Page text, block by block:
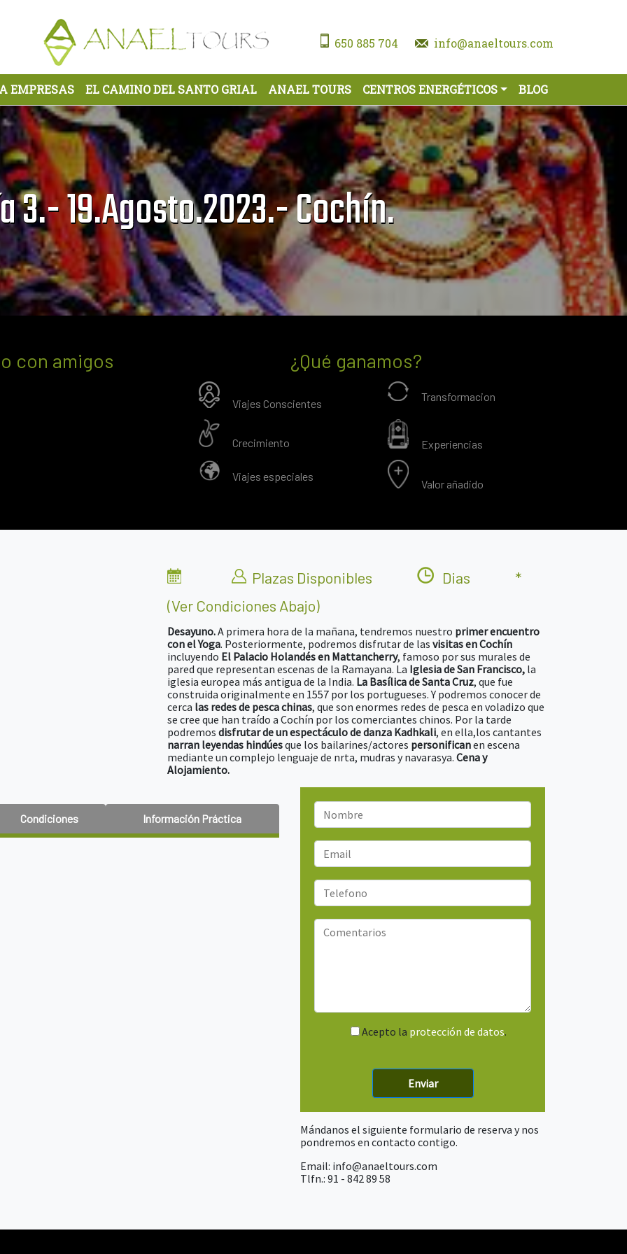
650 885 704 info@anaeltours.com
EMPRESAS EL CAMINO DEL SANTO GRIAL ANAEL TOURS CENTROS ENERGÉTICOS BLOG
3.- 19.Agosto.2023.- Cochín.
con amigos ¿Qué ganamos?
Viajes Conscientes
Transformacion
Crecimiento Experiencias
Viajes especiales
Valor añadido
Plazas Disponibles Dias
*
(ver Condiciones Abajo)
Desayuno.A primera hora de la mañana, tendremos nuestro primer encuentro
con el Yoga. Posteriormente, podremos disfrutar de las visitas en Cochín
incluyendo El Palacio Holandés en Mattancherry, famoso por sus murales de
pared que representan escenas de la Ramayana. La Iglesia de San Francisco, la
iglesia europea más antigua de la India. La Basílica de Santa Cruz, que fue
construida originalmente en 1557 por los portugueses. Y podremos conocer de
cerca las redes de pesca chinas, que son enormes redes de pesca en voladizo que
se cree que han traído a Cochín por los comerciantes chinos. Por la tarde
podremos disfrutar de un espectáculo de danza Kadhkali, en ella,los cantantes
narran leyendas hindúesque los bailarines/actores personificanen escena
mediante un complejo lenguaje de nrta, mudras y navarasya. Cena y
Alojamiento.
Condiciones Información Práctica
Acepto la protección de datos.
Mándanos el siguiente formulario de reserva y nos
pondremos en contacto contigo.
Email: info@anaeltours.com
Tlfn.: 91 - 842 89 58